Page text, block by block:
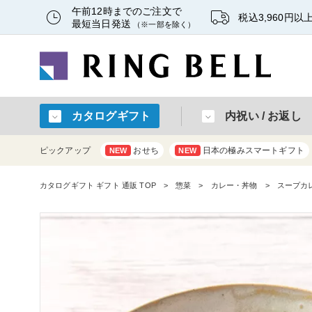
午前12時までのご注文で
最短当日発送
（※一部を除く）
税込3,960円以
カタログギフト 内祝い / お返し
ピックアップ NEW おせち NEW 日本の極みスマートギフト
カタログギフト ギフト 通販 TOP 惣菜 カレー・丼物 スープカ